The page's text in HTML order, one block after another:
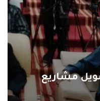
مشاريع